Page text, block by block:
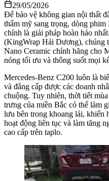
29/05/2026
Để bảo vệ không gian nội thất
thẩm mỹ sang trọng, dòng
chính là giải pháp hoàn hảo
(KingWrap Hải Dương), chúng
Nano Ceramic chính hãng cho
nóng tối ưu và thông suốt mọi
Mercedes-Benz C200 luôn là
và đẳng cấp được các doanh
chuộng. Tuy nhiên, thời tiết
trưng của miền Bắc có thể làm
lưu bên trong khoang lái, khiến
hoạt động liên tục và làm tăng
cao cấp trên taplo.